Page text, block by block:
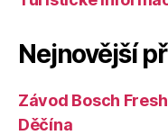
Nejnovější
Závod Bosch
Děčína